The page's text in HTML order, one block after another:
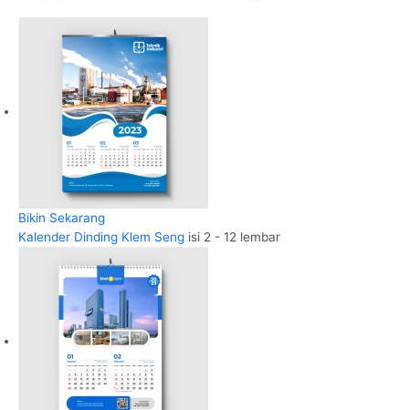
Bikin Sekarang
Kalender Dinding Klem Seng isi 2 - 12 lembar